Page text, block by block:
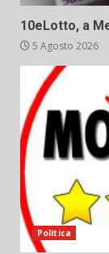
10eLotto, a
5 Agosto 2026
Politica